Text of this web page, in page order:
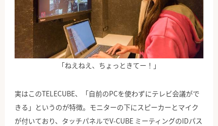
「ねえねえ、ちょっときてー！」
実はこのTELECUBE、「自前のPCを使わずにテレビ会議がで
きる」というのが特徴。モニターの下にスピーカーとマイク
が付いており、タッチパネルでV-CUBE ミーティングのIDパス